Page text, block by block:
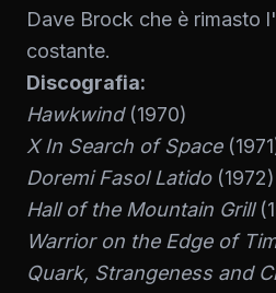
Dave Brock che è rimasto
costante.
Discografia:
Hawkwind(1970)
X In Search of Space
Doremi Fasol Latido(1972)
Hall of the Mountain Grill
Warrior on the Edge of
Quark, Strangeness and